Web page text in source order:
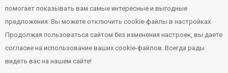
© 2021 Все права защищены
Порт ВЛ
помогает показывать вам самые интересные и выгодные
предложения. Вы можете отключить cookie-файлы в настройках.
Продолжая пользоваться сайтом без изменения настроек, вы даете
согласие на использование ваших cookie-файлов. Всегда рады
видеть вас на нашем сайте!